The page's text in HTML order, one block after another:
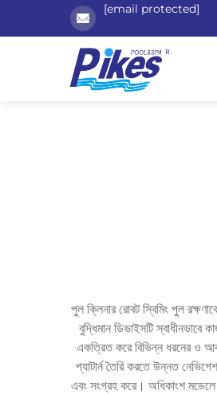
[email protected]
পুল ক্লিনার রোবট স্বিমিং পুল
বুদ্ধিমান ডিভাইসটি
একত্রিত করে বিভিন্ন ধরনের ও
প্যাটার্ন তৈরি করতে উন্নত
এবং সংগ্রহ করে। অধিকাংশ মডেলে